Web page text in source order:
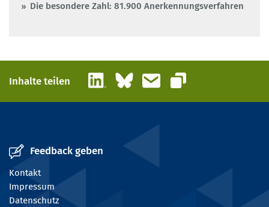
Die besondere Zahl: 81.900 Anerkennungsverfahren
Inhalte teilen LinkedInBlueskyE-Mail
Link kopieren
Feedback geben
Kontakt
Impressum
Datenschutz